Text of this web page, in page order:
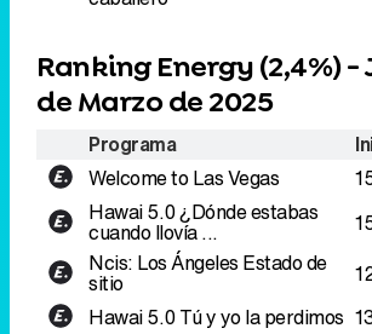
Ranking Energy (2,4%) -
de Marzo de 2025
Programa
Welcome to Las Vegas
Hawai 5.0¿Dónde estabas
cuando llovía ...
Ncis: Los Ángeles Estado de
sitio
Hawai 5.0Tú y yo la perdimos